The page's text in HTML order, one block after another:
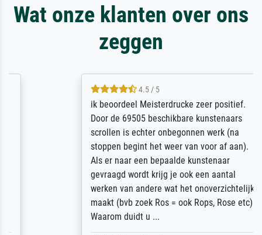
Wat onze klanten over ons
zeggen
4.5 / 5
ik beoordeel Meisterdrucke zeer positief.
Door de 69505 beschikbare kunstenaars
scrollen is echter onbegonnen werk (na
stoppen begint het weer van voor af aan).
Als er naar een bepaalde kunstenaar
gevraagd wordt krijg je ook een aantal
werken van andere wat het onoverzichtelijk
maakt (bvb zoek Ros = ook Rops, Rose etc).
Waarom duidt u ...